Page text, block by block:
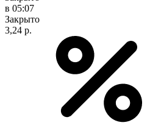
в 05:07
Закрыто
3,24 р.